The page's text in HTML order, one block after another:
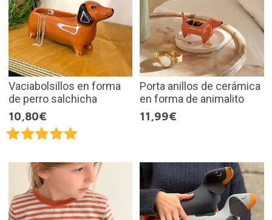
Vaciabolsillos en forma
de perro salchicha
10,80€
Porta anillos de cerámica
en forma de animalito
11,99€